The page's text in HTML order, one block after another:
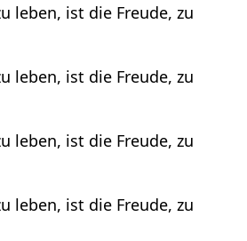
leben, ist die Freude, zu
leben, ist die Freude, zu
leben, ist die Freude, zu
leben, ist die Freude, zu